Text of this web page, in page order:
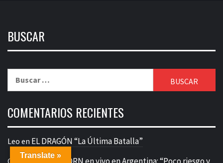
BUSCAR
COMENTARIOS RECIENTES
Leo en EL DRAGÓN “La Última Batalla”
Translate »